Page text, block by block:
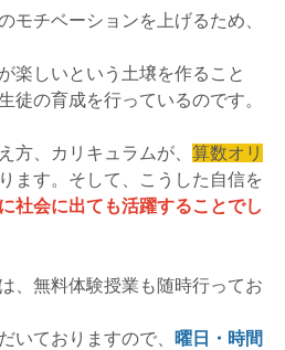
モチベーションを上げるため、
楽しいという土壌を作ること
徒の育成を行っているのです。
方、カリキュラムが、 算数オリ
ます。そして、こうした自信を
社会に出ても活躍することでし
、無料体験授業も随時行ってお
いておりますので、
曜日・時間